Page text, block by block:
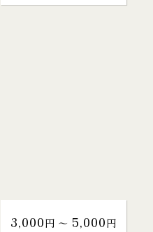
3,000円 〜 5,000円